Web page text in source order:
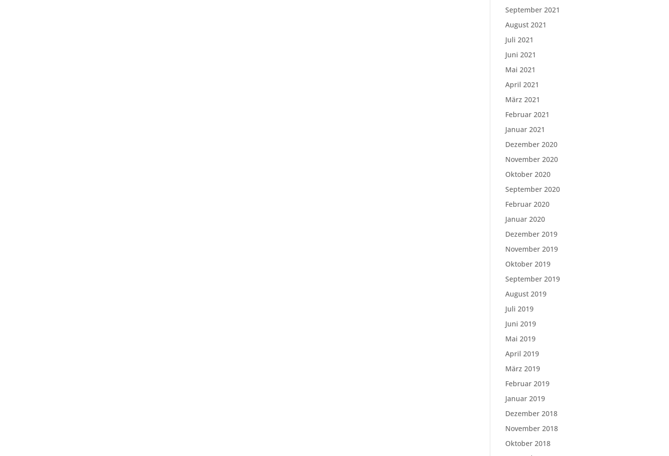
September 2021
August 2021
Juli 2021
Juni 2021
Mai 2021
April 2021
März 2021
Februar 2021
Januar 2021
Dezember 2020
November 2020
Oktober 2020
September 2020
Februar 2020
Januar 2020
Dezember 2019
November 2019
Oktober 2019
September 2019
August 2019
Juli 2019
Juni 2019
Mai 2019
April 2019
März 2019
Februar 2019
Januar 2019
Dezember 2018
November 2018
Oktober 2018